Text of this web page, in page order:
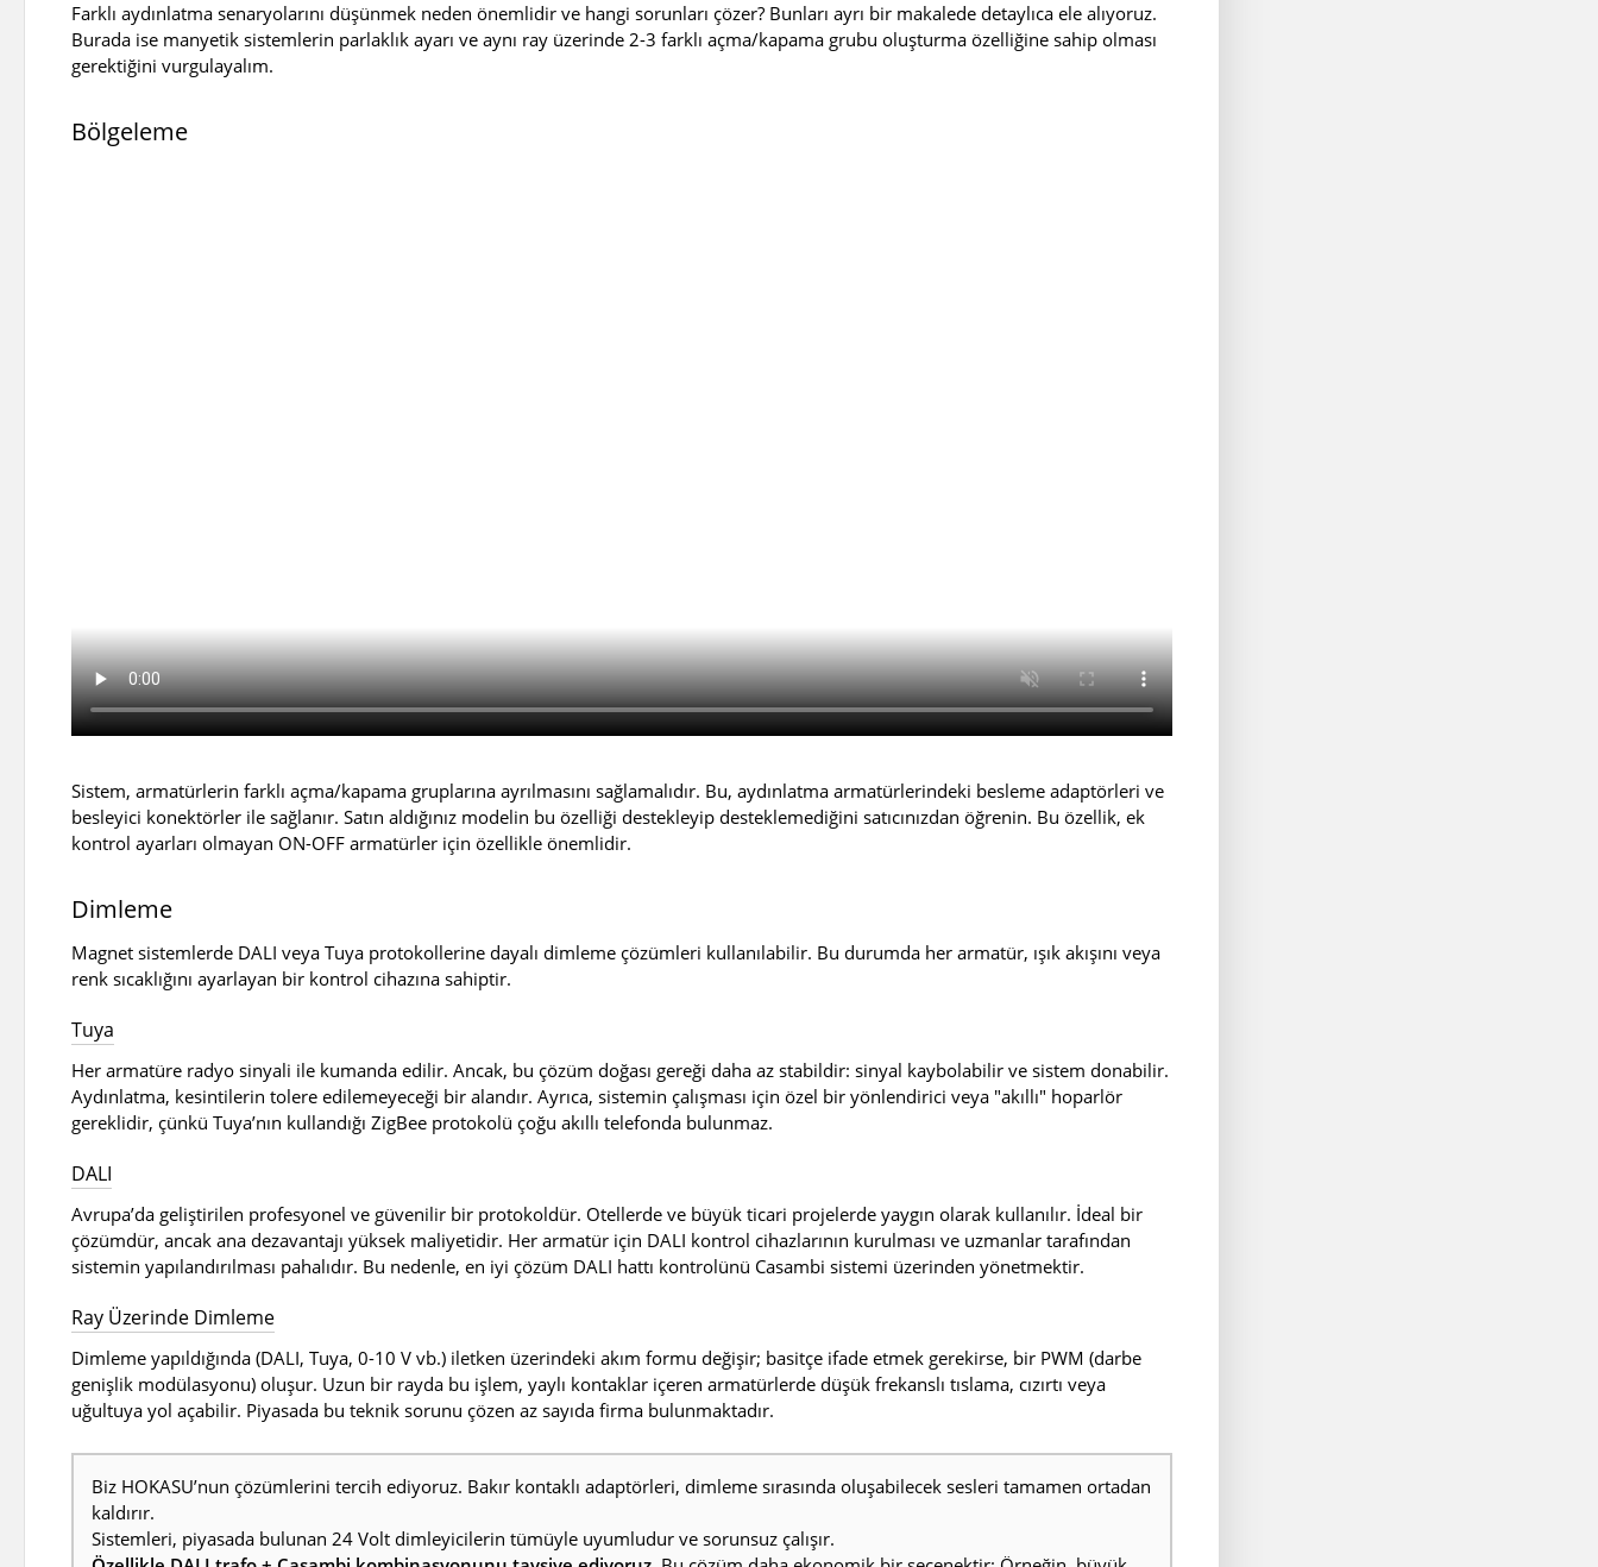
Farklı aydınlatma senaryolarını düşünmek neden önemlidir ve hangi sorunları çözer? Bunları ayrı bir makalede detaylıca ele alıyoruz.
Burada ise manyetik sistemlerin parlaklık ayarı ve aynı ray üzerinde 2-3 farklı açma/kapama grubu oluşturma özelliğine sahip olması
gerektiğini vurgulayalım.
Bölgeleme
Sistem, armatürlerin farklı açma/kapama gruplarına ayrılmasını sağlamalıdır. Bu, aydınlatma armatürlerindeki besleme adaptörleri ve
besleyici konektörler ile sağlanır. Satın aldığınız modelin bu özelliği destekleyip desteklemediğini satıcınızdan öğrenin. Bu özellik, ek
kontrol ayarları olmayan ON-OFF armatürler için özellikle önemlidir.
Dimleme
Magnet sistemlerde DALI veya Tuya protokollerine dayalı dimleme çözümleri kullanılabilir. Bu durumda her armatür, ışık akışını veya
renk sıcaklığını ayarlayan bir kontrol cihazına sahiptir.
Tuya
Her armatüre radyo sinyali ile kumanda edilir. Ancak, bu çözüm doğası gereği daha az stabildir: sinyal kaybolabilir ve sistem donabilir.
Aydınlatma, kesintilerin tolere edilemeyeceği bir alandır. Ayrıca, sistemin çalışması için özel bir yönlendirici veya "akıllı" hoparlör
gereklidir, çünkü Tuya’nın kullandığı ZigBee protokolü çoğu akıllı telefonda bulunmaz.
DALI
Avrupa’da geliştirilen profesyonel ve güvenilir bir protokoldür. Otellerde ve büyük ticari projelerde yaygın olarak kullanılır. İdeal bir
çözümdür, ancak ana dezavantajı yüksek maliyetidir. Her armatür için DALI kontrol cihazlarının kurulması ve uzmanlar tarafından
sistemin yapılandırılması pahalıdır. Bu nedenle, en iyi çözüm DALI hattı kontrolünü Casambi sistemi üzerinden yönetmektir.
Ray Üzerinde Dimleme
Dimleme yapıldığında (DALI, Tuya, 0-10 V vb.) iletken üzerindeki akım formu değişir; basitçe ifade etmek gerekirse, bir PWM (darbe
genişlik modülasyonu) oluşur. Uzun bir rayda bu işlem, yaylı kontaklar içeren armatürlerde düşük frekanslı tıslama, cızırtı veya
uğultuya yol açabilir. Piyasada bu teknik sorunu çözen az sayıda firma bulunmaktadır.
Biz HOKASU’nun çözümlerini tercih ediyoruz. Bakır kontaklı adaptörleri, dimleme sırasında oluşabilecek sesleri tamamen ortadan
kaldırır.
Sistemleri, piyasada bulunan 24 Volt dimleyicilerin tümüyle uyumludur ve sorunsuz çalışır.